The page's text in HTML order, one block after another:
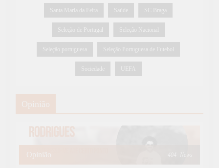
Santa Maria da Feira Saúde SC Braga
Seleção de Portugal Seleção Nacional
Seleção portuguesa Seleção Portuguesa de Futebol
Sociedade UEFA
Opinião
Opinião